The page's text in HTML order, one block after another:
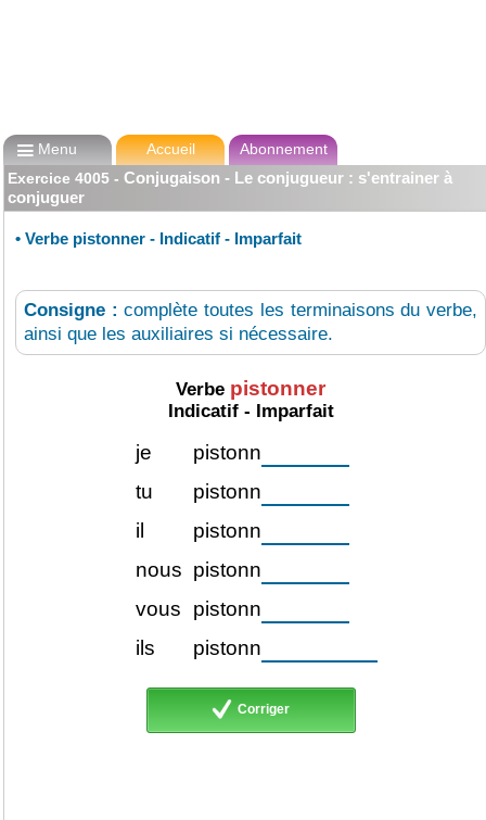
Menu Accueil
Abonnement
Exercice 4005 - Conjugaison - Le conjugueur : s'entrainer à
conjuguer
• Verbe pistonner - Indicatif - Imparfait
Consigne :complète toutes les terminaisons du verbe,
ainsi que les auxiliaires si nécessaire.
Verbe pistonner
Indicatif - Imparfait
je
pistonn
tu
pistonn
il
pistonn
nous pistonn
vous
pistonn
ils
pistonn
Corriger